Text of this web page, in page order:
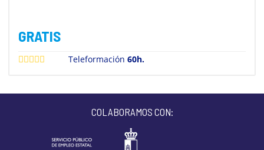
GRATIS
Teleformación60h.
COLABORAMOS CON: